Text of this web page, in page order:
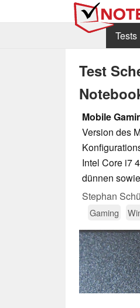
Tests
Test
Mobile
Version des
Intel Core i7
dünnen
Stephan
Gaming